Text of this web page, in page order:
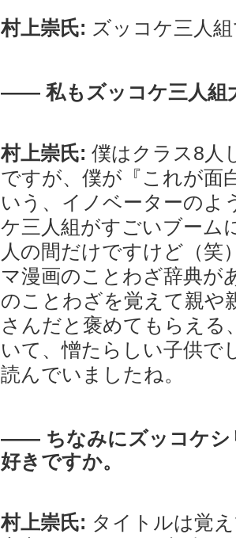
村上崇氏: ズッコケ三人
―― 私もズッコケ三人組
村上崇氏: 僕はクラス8人
ですが、僕が『これが面
いう、イノベーターのよ
ケ三人組がすごいブーム
人の間だけですけど（笑
マ漫画のことわざ辞典が
のことわざを覚えて親や
さんだと褒めてもらえる
いて、憎たらしい子供で
読んでいましたね。
―― ちなみにズッコケシ
好きですか。
村上崇氏: タイトルは覚